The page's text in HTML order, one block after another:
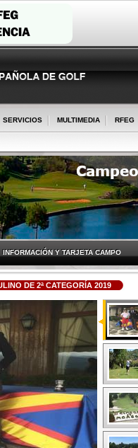
SERVICIOS MULTIMEDIA RFEG
INFORMACIÓN Y TARJETA CAMPO
DE 2ª CATEGORÍA 2019